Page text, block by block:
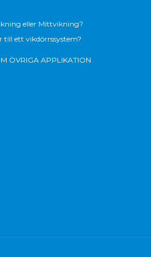
eller Mittvikning?
ett vikdörrssystem?
ÖVRIGA APPLIKATION